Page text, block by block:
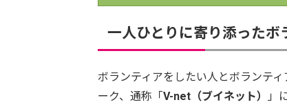
一人ひとりに寄り添ったボ
ボランティアをしたい人とボランテ
ーク、通称「V-net（ブイネット） 」